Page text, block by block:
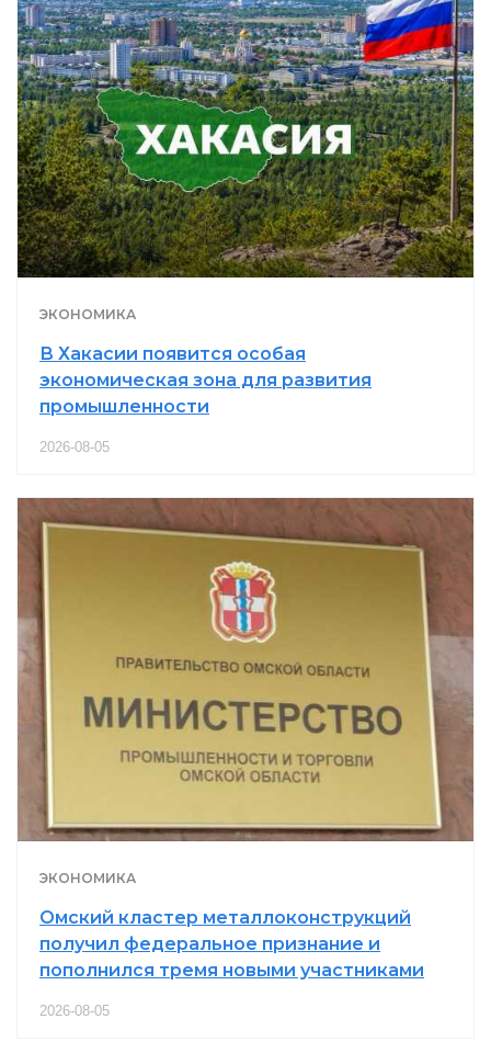
ЭКОНОМИКА
В Хакасии появится особая
экономическая зона для развития
промышленности
2026-08-05
ЭКОНОМИКА
Омский кластер металлоконструкций
получил федеральное признание и
пополнился тремя новыми участниками
2026-08-05